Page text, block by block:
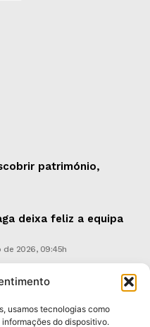
usamos tecnologias como
do dispositivo.
património,
deixa feliz a equipa
de 2026, 09:45h